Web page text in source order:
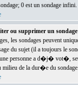
0 est un sondage
ou supprimer un sondage
les sondages peuvent
du sujet (il a toujours le
une personne a d�j� vot�,
milieu de la dur�e du sondage.